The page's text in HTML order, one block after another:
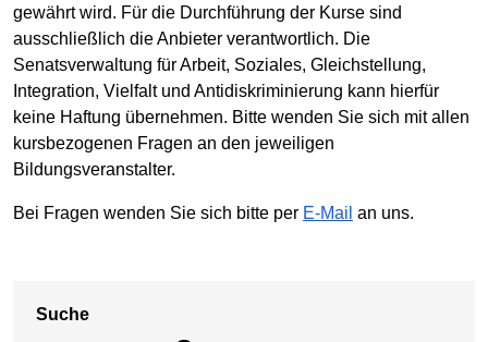
gewährt wird. Für die Durchführung der Kurse sind
ausschließlich die Anbieter verantwortlich. Die
Senatsverwaltung für Arbeit, Soziales, Gleichstellung,
Integration, Vielfalt und Antidiskriminierung kann hierfür
keine Haftung übernehmen. Bitte wenden Sie sich mit allen
kursbezogenen Fragen an den jeweiligen
Bildungsveranstalter.
Bei Fragen wenden Sie sich bitte per E-Mail an uns.
Suche